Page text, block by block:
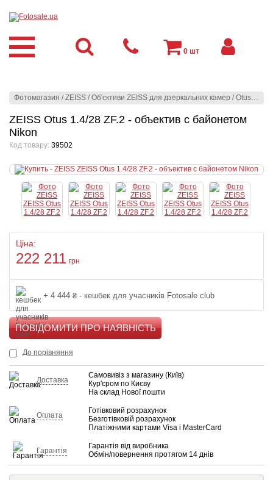
Фотомагазин /ZEISS /Об'єктиви ZEISS для дзеркальних камер /Otus (ZE-mount | ZF.2-mount)
ZEISS Otus 1.4/28 ZF.2 - объектив с байонетом
Nikon
Код товару: 39502
Ціна:
222 211 грн
+ 4 444 ₴ - кешбек для учасників Fotosale club
КУПИТИ
До порівняння
Доставка
Самовивіз з магазину (Київ)
Кур'єром по Києву
На склад Нової пошти
Оплата
Готівковий розрахунок
Безготівковій розрахунок
Платіжними картами Visa і MasterCard
Гарантія
Гарантія від виробника
Обмін/повернення протягом 14 днів
0 шт